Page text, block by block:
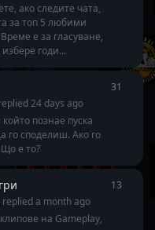
ако следите чата,
за топ 5 любими
е за гласуване,
годи...
24 days ago
познае пуска
го споделиш. Ако го
е то?
31
replieda month ago
на Gameplay,
13